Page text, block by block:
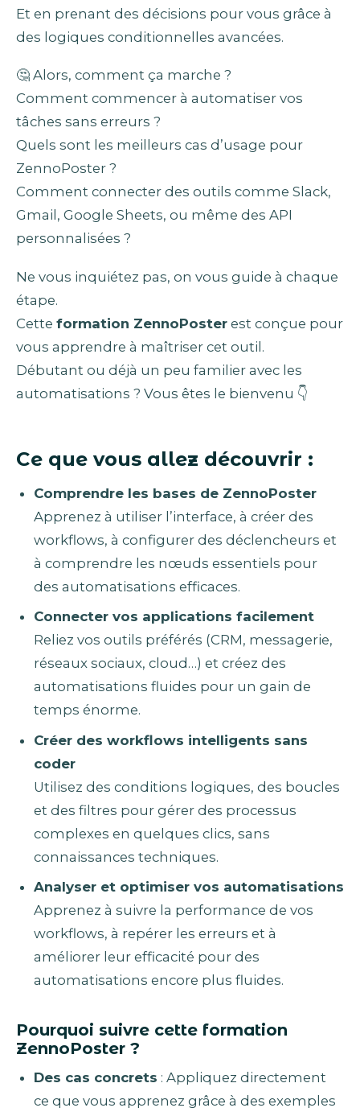
Et en prenant des décisions pour vous grâce à
des logiques conditionnelles avancées.
🤔 Alors, comment ça marche ?
Comment commencer à automatiser vos
tâches sans erreurs ?
Quels sont les meilleurs cas d’usage pour
ZennoPoster ?
Comment connecter des outils comme Slack,
Gmail, Google Sheets, ou même des API
personnalisées ?
Ne vous inquiétez pas, on vous guide à chaque
étape.
Cette formation ZennoPoster ​ est conçue pour
vous apprendre à maîtriser cet outil.
Débutant ou déjà un peu familier avec les
automatisations ? Vous êtes le bienvenu 👇
Ce que vous allez découvrir :
Comprendre les bases de ZennoPoster
Apprenez à utiliser l’interface, à créer des
workflows, à configurer des déclencheurs et
à comprendre les nœuds essentiels pour
des automatisations efficaces.
Connecter vos applications facilement
Reliez vos outils préférés (CRM, messagerie,
réseaux sociaux, cloud…) et créez des
automatisations fluides pour un gain de
temps énorme.
Créer des workflows intelligents sans
coder
Utilisez des conditions logiques, des boucles
et des filtres pour gérer des processus
complexes en quelques clics, sans
connaissances techniques.
Analyser et optimiser vos automatisations
Apprenez à suivre la performance de vos
workflows, à repérer les erreurs et à
améliorer leur efficacité pour des
automatisations encore plus fluides.
Pourquoi suivre cette formation
ZennoPoster​ ?
Des cas concrets : Appliquez directement
ce que vous apprenez grâce à des exemples